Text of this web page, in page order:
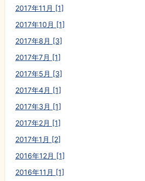
2017年11月 [1]
2017年10月 [1]
2017年8月 [3]
2017年7月 [1]
2017年5月 [3]
2017年4月 [1]
2017年3月 [1]
2017年2月 [1]
2017年1月 [2]
2016年12月 [1]
2016年11月 [1]